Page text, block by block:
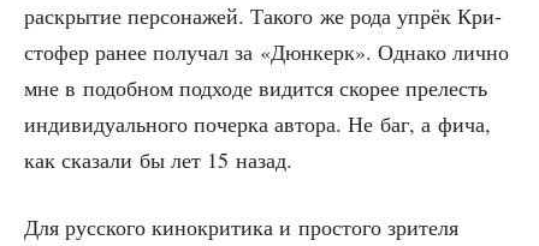
рас­кры­тие пер­со­на­жей. Тако­го же рода упрёк Кри­
сто­фер ранее полу­чал за «Дюн­керк». Одна­ко лич­но
мне в подоб­ном под­хо­де видит­ся ско­рее пре­лесть
инди­ви­ду­аль­но­го почер­ка авто­ра. Не баг, а фича,
как ска­за­ли бы лет 15 назад.
Для рус­ско­го кино­кри­ти­ка и про­сто­го зри­те­ля